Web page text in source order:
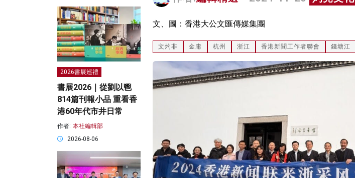
文、圖：香港大公文匯傳媒集團
文灼非 金庸 杭州 浙江 香港新聞工作者聯會 錢塘江
2026書展巡禮
書展2026｜從劉以鬯
814篇刊報小品 重看香
港60年代市井日常
作者: 本社編輯部
2026-08-06